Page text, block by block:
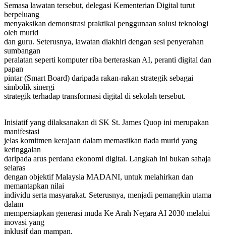
Semasa lawatan tersebut, delegasi Kementerian Digital turut
berpeluang
menyaksikan demonstrasi praktikal penggunaan solusi teknologi
oleh murid
dan guru. Seterusnya, lawatan diakhiri dengan sesi penyerahan
sumbangan
peralatan seperti komputer riba berteraskan AI, peranti digital dan
papan
pintar (Smart Board) daripada rakan-rakan strategik sebagai
simbolik sinergi
strategik terhadap transformasi digital di sekolah tersebut.
Inisiatif yang dilaksanakan di SK St. James Quop ini merupakan
manifestasi
jelas komitmen kerajaan dalam memastikan tiada murid yang
ketinggalan
daripada arus perdana ekonomi digital. Langkah ini bukan sahaja
selaras
dengan objektif Malaysia MADANI, untuk melahirkan dan
memantapkan nilai
individu serta masyarakat. Seterusnya, menjadi pemangkin utama
dalam
mempersiapkan generasi muda Ke Arah Negara AI 2030 melalui
inovasi yang
inklusif dan mampan.